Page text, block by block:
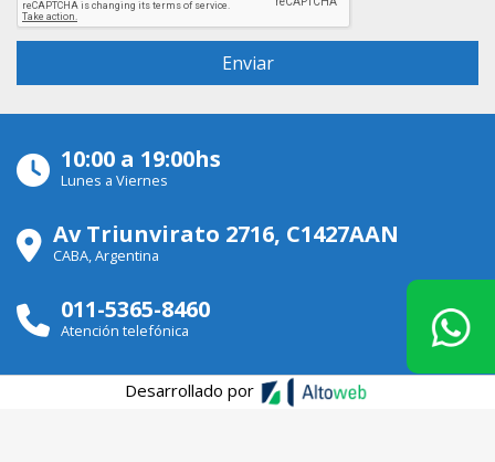
10:00 a 19:00hs
Lunes a Viernes
Av Triunvirato 2716, C1427AAN
CABA, Argentina
011-5365-8460
Atención telefónica
Desarrollado por